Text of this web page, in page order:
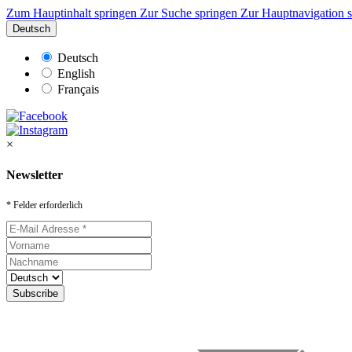
Zum Hauptinhalt springen Zur Suche springen Zur Hauptnavigation
Deutsch
Deutsch
English
Français
×
Newsletter
* Felder erforderlich